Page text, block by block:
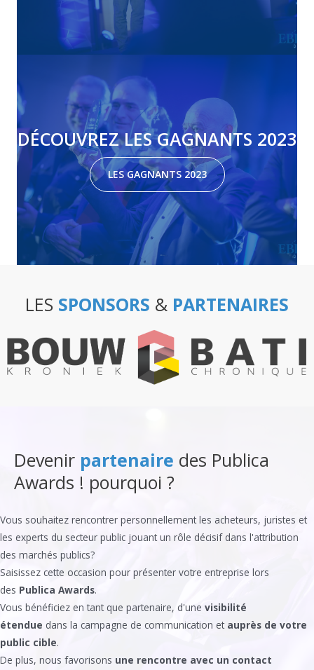
DÉCOUVREZ LES GAGNANTS 2023
LES GAGNANTS 2023
LES SPONSORS & PARTENAIRES
Devenir partenaire des Publica
Awards ! pourquoi ?
Vous souhaitez rencontrer personnellement les acheteurs, juristes et
les experts du secteur public jouant un rôle décisif dans l'attribution
des marchés publics?
Saisissez cette occasion pour présenter votre entreprise lors
des Publica Awards.
Vous bénéficiez en tant que partenaire, d'une visibilité
étendue dans la campagne de communication et auprès de votre
public cible.
De plus, nous favorisons une rencontre avec un contact